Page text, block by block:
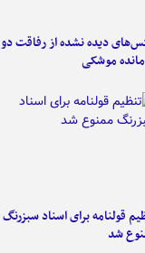
دیده نشده از رفاقت دو
موشکی
قولنامه برای اسناد سبزرنگ
شد